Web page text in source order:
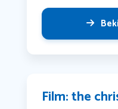
Film: the